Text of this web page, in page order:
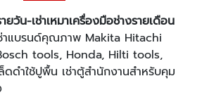
ยวัน-เช่าเหมาเครื่องมือช่างรายเดือน
าแบรนด์คุณภาพ Makita Hitachi
tools, Honda, Hilti tools,
ดดำใช้ปูพื้น เช่าตู้สำนักงานสำหรับคุม